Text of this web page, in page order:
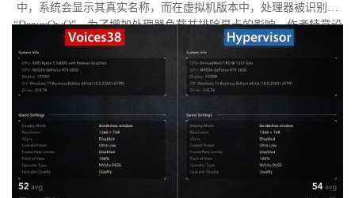
中，系统会显示其真实名称，而在虚拟机版本中，处理器被识别为
“DenuvOwO”。为了增加处理器负载并排除显卡的影响，作者特意设
置了低分辨率，并将所有图形设置调至“极低”模式。两项测试均在相
同条件下进行：内存完整性和基于虚拟化的安全性（VBS）均已关
闭，并且两轮测试之间电脑甚至没有重启。